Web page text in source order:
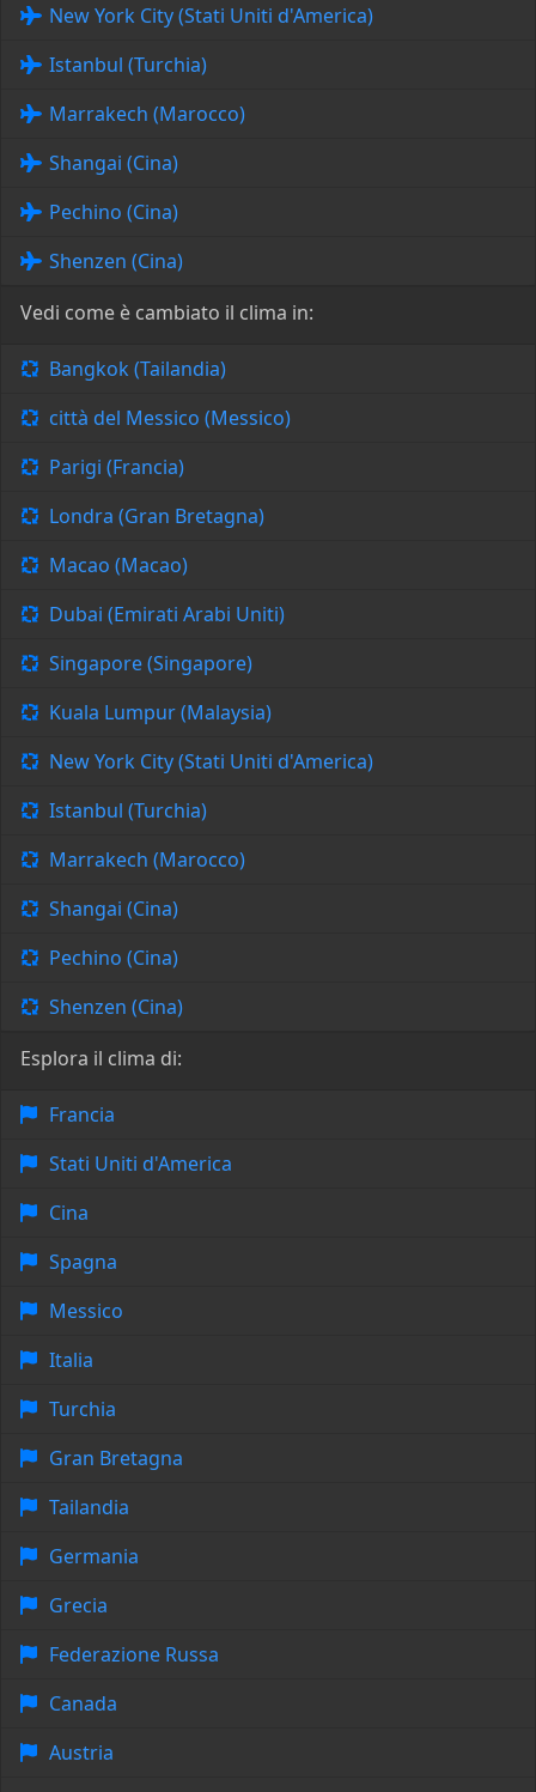
New York City (Stati Uniti d'America)
Istanbul (Turchia)
Marrakech (Marocco)
Shangai (Cina)
Pechino (Cina)
Shenzen (Cina)
Vedi come è cambiato il clima in:
Bangkok (Tailandia)
città del Messico (Messico)
Parigi (Francia)
Londra (Gran Bretagna)
Macao (Macao)
Dubai (Emirati Arabi Uniti)
Singapore (Singapore)
Kuala Lumpur (Malaysia)
New York City (Stati Uniti d'America)
Istanbul (Turchia)
Marrakech (Marocco)
Shangai (Cina)
Pechino (Cina)
Shenzen (Cina)
Esplora il clima di:
Francia
Stati Uniti d'America
Cina
Spagna
Messico
Italia
Turchia
Gran Bretagna
Tailandia
Germania
Grecia
Federazione Russa
Canada
Austria